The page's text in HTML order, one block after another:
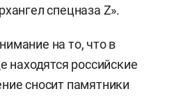
спецназа Z».
на то, что в
находятся российские
сносит памятники